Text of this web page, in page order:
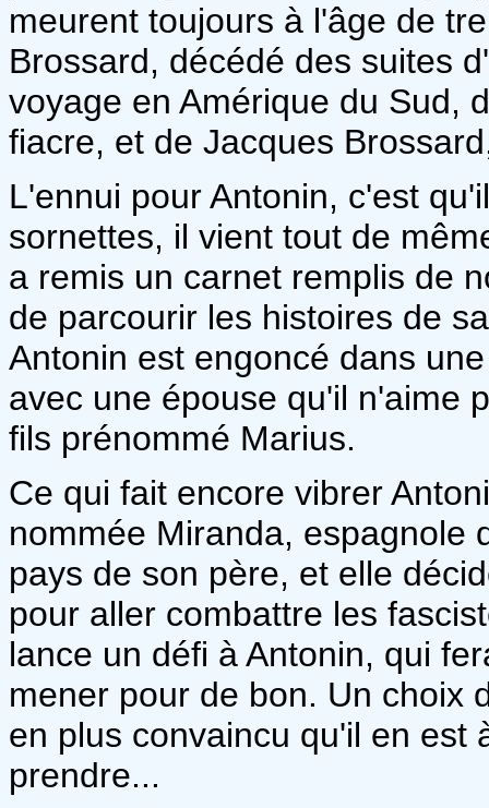
meurent toujours à l'âge de
Brossard, décédé des suites
voyage en Amérique du Sud,
fiacre, et de Jacques
L'ennui pour Antonin, c'est
sornettes, il vient tout de
a remis un carnet remplis de
de parcourir les histoires de
Antonin est engoncé dans
avec une épouse qu'il n'aime
fils prénommé Marius.
Ce qui fait encore vibrer
nommée Miranda, espagnole
pays de son père, et elle
pour aller combattre les
lance un défi à Antonin, qui
mener pour de bon. Un choix
en plus convaincu qu'il en est
prendre...